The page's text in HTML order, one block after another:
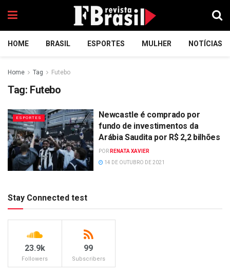
HOME BRASIL ESPORTES MULHER NOTÍCIAS
Home Tag Futebo
Tag: Futebo
ESPORTES
Newcastle é comprado por
fundo de investimentos da
Arábia Saudita por R$ 2,2 bilhões
POR RENATA XAVIER
14 DE OUTUBRO DE 2021
Stay Connected test
23.9k
Followers
99
Subscribers